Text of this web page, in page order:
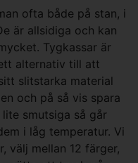
ofta både på stan, i
är allsidiga och kan
Tygkassar är
alternativ till att
slitstarka material
och på så vis spara
smutsiga så går
i låg temperatur. Vi
välj mellan 12 färger,